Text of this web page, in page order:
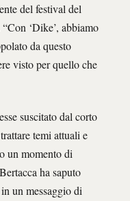
del festival del
‘Dike’, abbiamo
da questo
visto per quello che
suscitato dal corto
temi attuali e
un momento di
ha saputo
un messaggio di